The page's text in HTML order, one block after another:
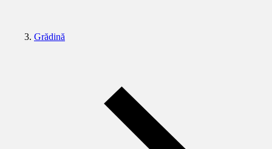
Grădină